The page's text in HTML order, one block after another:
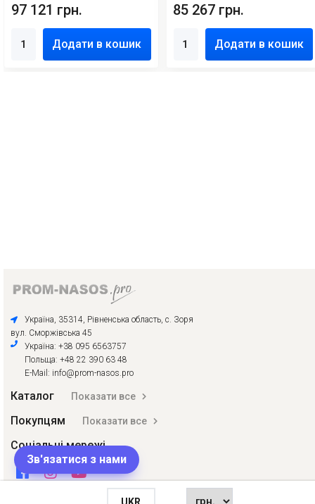
UKR
97 121 грн.
Додати в кошик
85 267 грн.
Додати в кошик
Україна, 35314, Рівненська область, с. Зоря
вул. Сморжівська 45
Україна: +38 095 6563757
Польща: +48 22 390 63 48
E-Mail: info@prom-nasos.pro
Каталог Показати все
Покупцям Показати все
Соціальні мережі
Зв'язатися з нами